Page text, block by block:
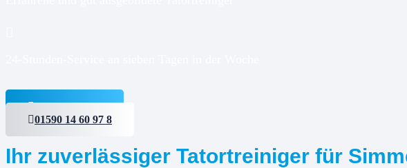
Jetzt anfragen
01590 14 60 97 8
Ihr zuverlässiger Tatortreiniger für